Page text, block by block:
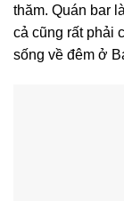
thăm. Quán bar
cả cũng rất phải
sống về đêm ở